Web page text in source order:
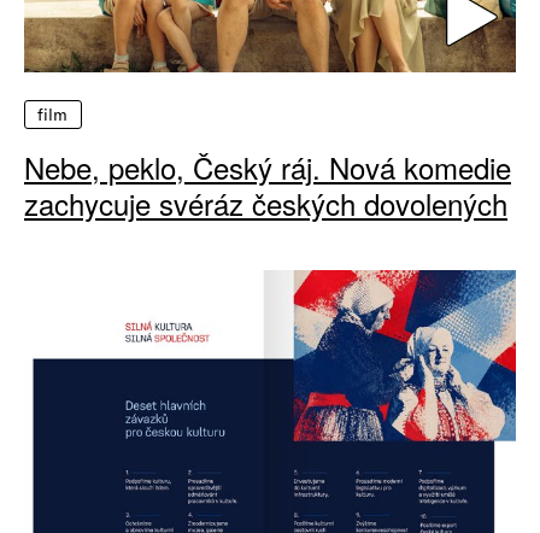
film
Nebe, peklo, Český ráj. Nová komedie
zachycuje svéráz českých dovolených